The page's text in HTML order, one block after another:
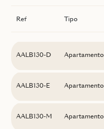
Ref Tipo
AALB130-D Apartamento
AALB130-E Apartamento
AALB130-M Apartamento